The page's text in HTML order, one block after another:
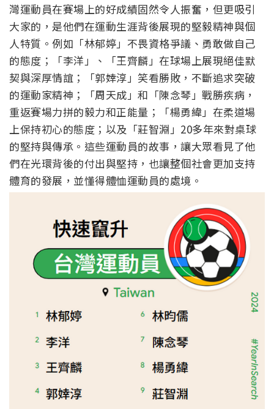
灣運動員在賽場上的好成績固然令人振奮，但更吸引
大家的， 是他們在運動生涯背後展現的堅毅精神與個
人特質。例如「林郁婷」 不畏資格爭議、勇敢做自己
的態度；「李洋」、「王齊麟」 在球場上展現絕佳默
契與深厚情誼；「郭婞淳」笑看勝敗， 不斷追求突破
的運動家精神；「周天成」和「陳念琴」戰勝疾病，
重返賽場力拼的毅力和正能量；「楊勇緯」 在柔道場
上保持初心的態度；以及「莊智淵」 20多年來對桌球
的堅持與傳承。這些運動員的故事， 讓大眾看見了他
們在光環背後的付出與堅持， 也讓整個社會更加支持
體育的發展，並懂得體恤運動員的處境。